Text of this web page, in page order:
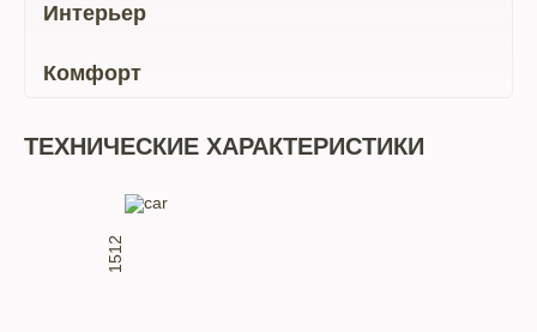
Интерьер
Комфорт
ТЕХНИЧЕСКИЕ ХАРАКТЕРИСТИКИ
1512